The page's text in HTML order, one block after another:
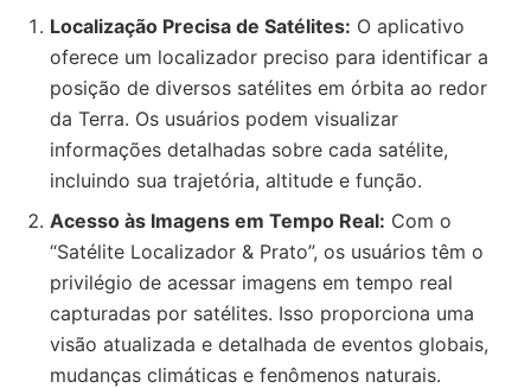
Localização Precisa de Satélites: O aplicativo
oferece um localizador preciso para identificar a
posição de diversos satélites em órbita ao redor
da Terra. Os usuários podem visualizar
informações detalhadas sobre cada satélite,
incluindo sua trajetória, altitude e função.
Acesso às Imagens em Tempo Real: Com o
“Satélite Localizador & Prato”, os usuários têm o
privilégio de acessar imagens em tempo real
capturadas por satélites. Isso proporciona uma
visão atualizada e detalhada de eventos globais,
mudanças climáticas e fenômenos naturais.